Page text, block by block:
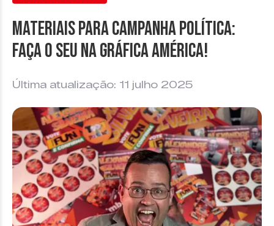
Materiais para Campanha Política:
faça o seu na Gráfica América!
Última atualização: 11 julho 2025